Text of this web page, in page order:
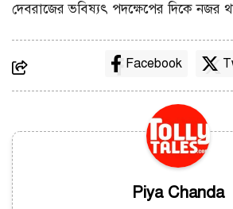
দেবরাজের ভবিষ্যৎ পদক্ষেপের দিকে নজর
Facebook
Piya Chanda